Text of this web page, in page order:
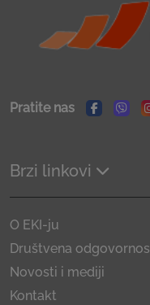
Pratite nas
Brzi linkovi
O EKI-ju
Društvena
Novosti i mediji
Kontakt